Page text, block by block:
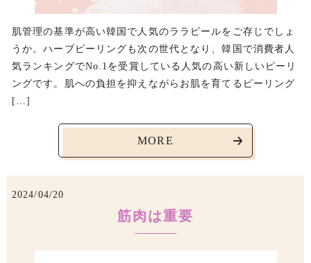
肌管理の基準が高い韓国で人気のララピールをご存じでしょ
うか。ハーブピーリングも次の世代となり、韓国で消費者人
気ランキングでNo.1を受賞している人気の高い新しいピーリ
ングです。肌への負担を抑えながらお肌を育てるピーリング
[…]
MORE
2024/04/20
筋肉は重要